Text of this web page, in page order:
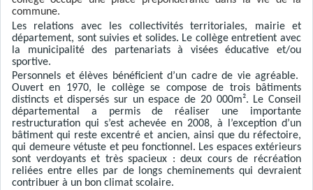
commune.
Les relations avec les collectivités territoriales, mairie et
département, sont suivies et solides. Le collège entretient avec
la municipalité des partenariats à visées éducative et/ou
sportive.
Personnels et élèves bénéficient d’un cadre de vie agréable.
Ouvert en 1970, le collège se compose de trois bâtiments
distincts et dispersés sur un espace de 20 000m². Le Conseil
départemental a permis de réaliser une importante
restructuration qui s’est achevée en 2008, à l’exception d’un
bâtiment qui reste excentré et ancien, ainsi que du réfectoire,
qui demeure vétuste et peu fonctionnel. Les espaces extérieurs
sont verdoyants et très spacieux : deux cours de récréation
reliées entre elles par de longs cheminements qui devraient
contribuer à un bon climat scolaire.